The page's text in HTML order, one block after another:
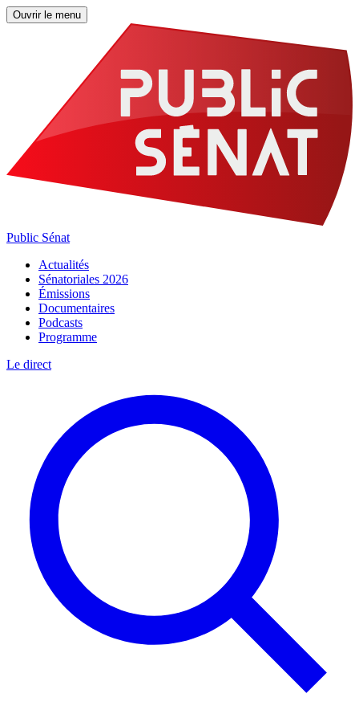
Ouvrir le menu
Public Sénat
Actualités
Sénatoriales 2026
Émissions
Documentaires
Podcasts
Programme
Le direct